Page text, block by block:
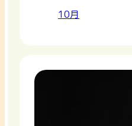
10月